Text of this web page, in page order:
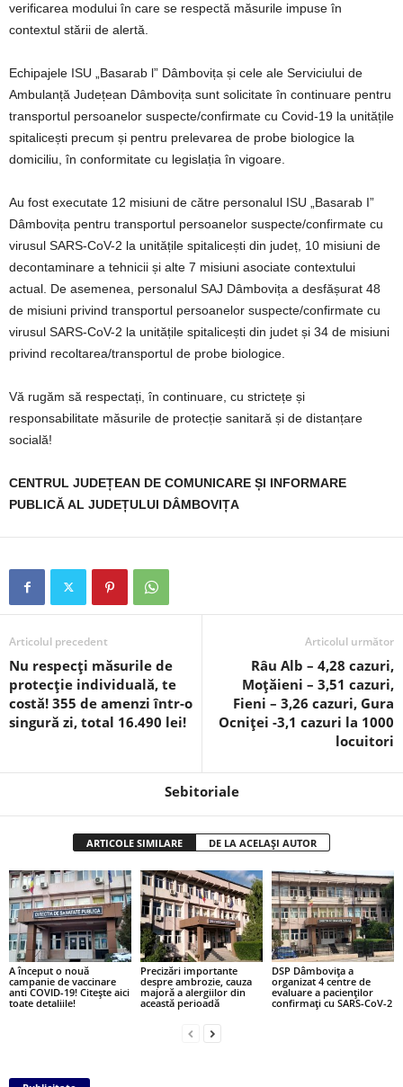
verificarea modului în care se respectă măsurile impuse în
contextul stării de alertă.
Echipajele ISU „Basarab l” Dâmbovița și cele ale Serviciului de
Ambulanță Județean Dâmbovița sunt solicitate în continuare pentru
transportul persoanelor suspecte/confirmate cu Covid-19 la unitățile
spitalicești precum și pentru prelevarea de probe biologice la
domiciliu, în conformitate cu legislația în vigoare.
Au fost executate 12 misiuni de către personalul ISU „Basarab I”
Dâmbovița pentru transportul persoanelor suspecte/confirmate cu
virusul SARS-CoV-2 la unitățile spitalicești din județ, 10 misiuni de
decontaminare a tehnicii și alte 7 misiuni asociate contextului
actual. De asemenea, personalul SAJ Dâmbovița a desfășurat 48
de misiuni privind transportul persoanelor suspecte/confirmate cu
virusul SARS-CoV-2 la unitățile spitalicești din judet și 34 de misiuni
privind recoltarea/transportul de probe biologice.
Vă rugăm să respectați, în continuare, cu strictețe și
responsabilitate măsurile de protecție sanitară și de distanțare
socială!
CENTRUL JUDEȚEAN DE COMUNICARE ȘI INFORMARE
PUBLICĂ AL JUDEȚULUI DÂMBOVIȚA
Articolul precedent
Nu respecți măsurile de
protecție individuală, te
costă! 355 de amenzi într-o
singură zi, total 16.490 lei!
Articolul următor
Râu Alb – 4,28 cazuri,
Moțăieni – 3,51 cazuri,
Fieni – 3,26 cazuri, Gura
Ocniței -3,1 cazuri la 1000
locuitori
Sebitoriale
ARTICOLE SIMILARE DE LA ACELAȘI AUTOR
A început o nouă
campanie de vaccinare
anti COVID-19! Citește aici
toate detaliile!
Precizări importante
despre ambrozie, cauza
majoră a alergiilor din
această perioadă
DSP Dâmbovița a
organizat 4 centre de
evaluare a pacienților
confirmați cu SARS-CoV-2